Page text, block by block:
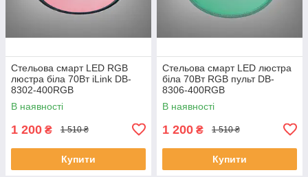
Стельова смарт LED RGB
люстра біла 70Вт iLink DB-
8302-400RGB
В наявності
1 200 ₴ 1 510 ₴
Купити
Стельова смарт LED люстра
біла 70Вт RGB пульт DB-
8306-400RGB
В наявності
1 200 ₴ 1 510 ₴
Купити